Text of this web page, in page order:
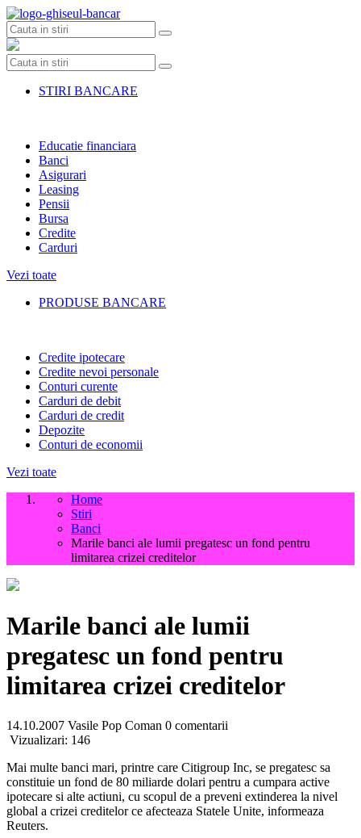
Skip
to
content
STIRI BANCARE
Educatie financiara
Banci
Asigurari
Leasing
Pensii
Bursa
Credite
Carduri
Vezi toate
PRODUSE BANCARE
Credite ipotecare
Credite nevoi personale
Conturi curente
Carduri de debit
Carduri de credit
Depozite
Conturi de economii
Vezi toate
Home
Stiri
Banci
Marile banci ale lumii pregatesc un fond pentru
limitarea crizei creditelor
Marile banci ale lumii
pregatesc un fond pentru
limitarea crizei creditelor
14.10.2007 Vasile Pop Coman 0 comentarii
Vizualizari: 146
Mai multe banci mari, printre care Citigroup Inc, se pregatesc sa
constituie un fond de 80 miliarde dolari pentru a cumpara active
ipotecare si alte actiuni, cu scopul de a preveni extinderea la nivel
global a crizei creditelor ce afecteaza Statele Unite, informeaza
Reuters.